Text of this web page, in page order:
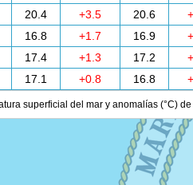
20.4 +3.5 20.6
16.8 +1.7 16.9
17.4 +1.3 17.2
17.1 +0.8 16.8
superficial del mar y anomalías (°C)